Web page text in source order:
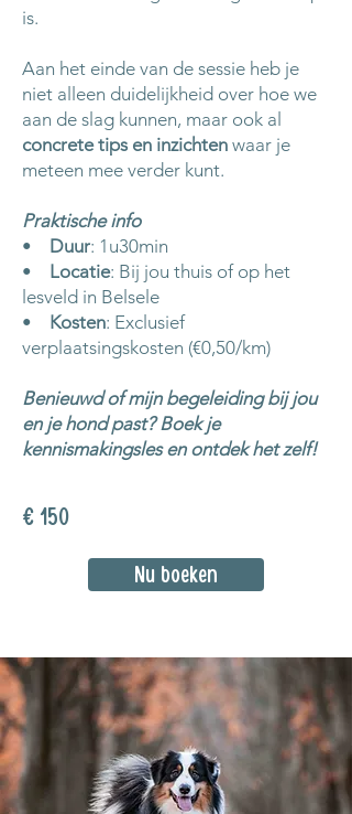
is.
Aan het einde van de sessie heb je
niet alleen duidelijkheid over hoe we
aan de slag kunnen, maar ook al
concrete tips en inzichten waar je
meteen mee verder kunt.
Praktische info
• Duur: 1u30min
• Locatie: Bij jou thuis of op het
lesveld in Belsele
• Kosten: Exclusief
verplaatsingskosten (€0,50/km)
Benieuwd of mijn begeleiding bij jou
en je hond past? Boek je
kennismakingsles en ontdek het zelf!
€ 150
Nu boeken